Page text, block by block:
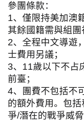
參團條款：
1、僅限持美加澳
其餘國籍需與組團
2、全程中文導遊
士費用另議；
3、 11歲以下不占
前臺；
4、團費不包括不
的額外費用。包
爭/潛在的戰爭威